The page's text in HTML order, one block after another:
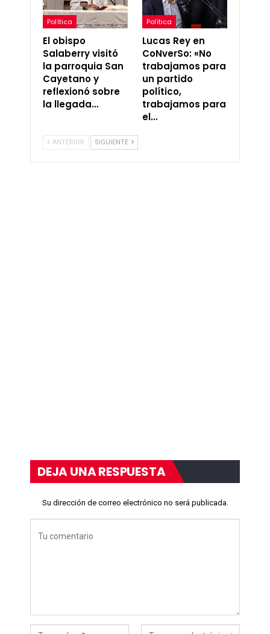
Política
El obispo
Salaberry visitó
la parroquia San
Cayetano y
reflexionó sobre
la llegada…
Política
Lucas Rey en
CoNverSo: «No
trabajamos para
un partido
político,
trabajamos para
el…
ANTERIOR SIGUIENTE
DEJA UNA RESPUESTA
Su dirección de correo electrónico no será publicada.